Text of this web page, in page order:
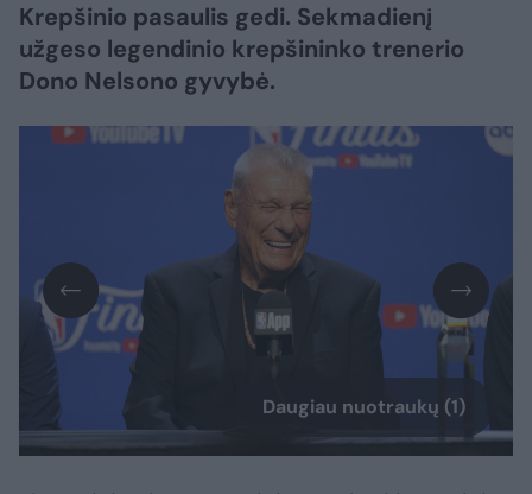
Krepšinio pasaulis gedi. Sekmadienį
užgeso legendinio krepšininko trenerio
Dono Nelsono gyvybė.
Daugiau nuotraukų (1)